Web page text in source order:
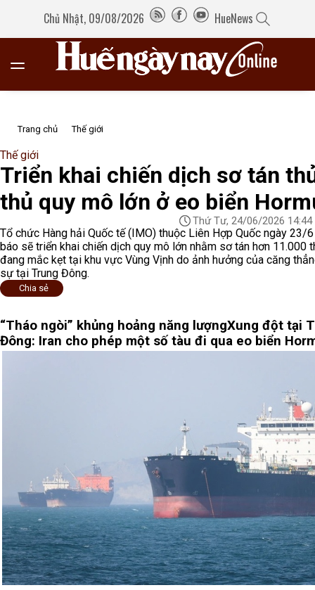
Chủ Nhật, 09/08/2026 HueNews
Trang chủ Thế giới
Thế giới
Triển khai chiến dịch sơ tán
thủ quy mô lớn ở eo biển
Thứ Tư, 24/06/2026 14:44
Tổ chức Hàng hải Quốc tế (IMO) thuộc Liên Hợp Quốc ngày 23/
báo sẽ triển khai chiến dịch quy mô lớn nhằm sơ tán hơn 11.000
đang mắc kẹt tại khu vực Vùng Vịnh do ảnh hưởng của căng
sự tại Trung Đông.
Chia sẻ
“Tháo ngòi” khủng hoảng năng lượngXung đột tại
Đông: Iran cho phép một số tàu đi qua eo biển